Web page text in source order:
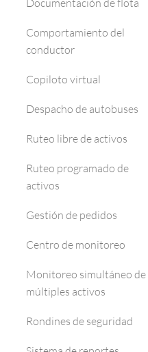
Documentación de flota
Comportamiento del
conductor
Copiloto virtual
Despacho de autobuses
Ruteo libre de activos
Ruteo programado de
activos
Gestión de pedidos
Centro de monitoreo
Monitoreo simultáneo de
múltiples activos
Rondines de seguridad